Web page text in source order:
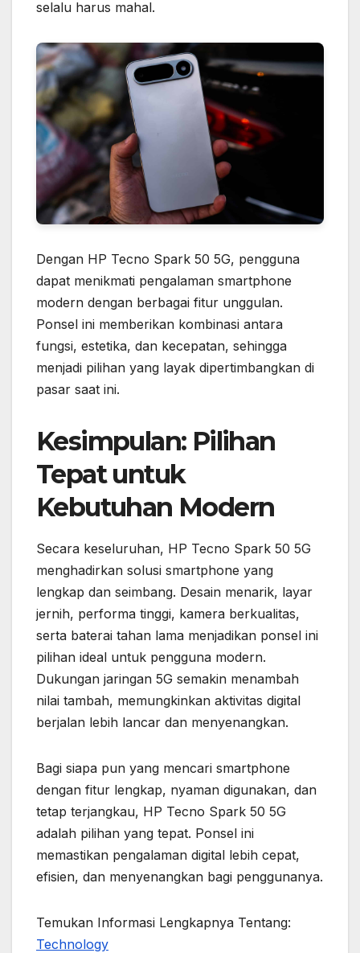
selalu harus mahal.
Dengan HP Tecno Spark 50 5G, pengguna
dapat menikmati pengalaman smartphone
modern dengan berbagai fitur unggulan.
Ponsel ini memberikan kombinasi antara
fungsi, estetika, dan kecepatan, sehingga
menjadi pilihan yang layak dipertimbangkan di
pasar saat ini.
Kesimpulan: Pilihan
Tepat untuk
Kebutuhan Modern
Secara keseluruhan, HP Tecno Spark 50 5G
menghadirkan solusi smartphone yang
lengkap dan seimbang. Desain menarik, layar
jernih, performa tinggi, kamera berkualitas,
serta baterai tahan lama menjadikan ponsel ini
pilihan ideal untuk pengguna modern.
Dukungan jaringan 5G semakin menambah
nilai tambah, memungkinkan aktivitas digital
berjalan lebih lancar dan menyenangkan.
Bagi siapa pun yang mencari smartphone
dengan fitur lengkap, nyaman digunakan, dan
tetap terjangkau, HP Tecno Spark 50 5G
adalah pilihan yang tepat. Ponsel ini
memastikan pengalaman digital lebih cepat,
efisien, dan menyenangkan bagi penggunanya.
Temukan Informasi Lengkapnya Tentang:
Technology